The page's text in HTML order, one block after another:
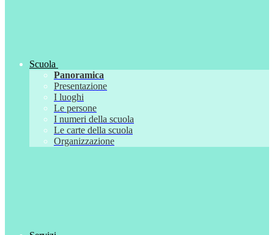
Scuola
Panoramica
Presentazione
I luoghi
Le persone
I numeri della scuola
Le carte della scuola
Organizzazione